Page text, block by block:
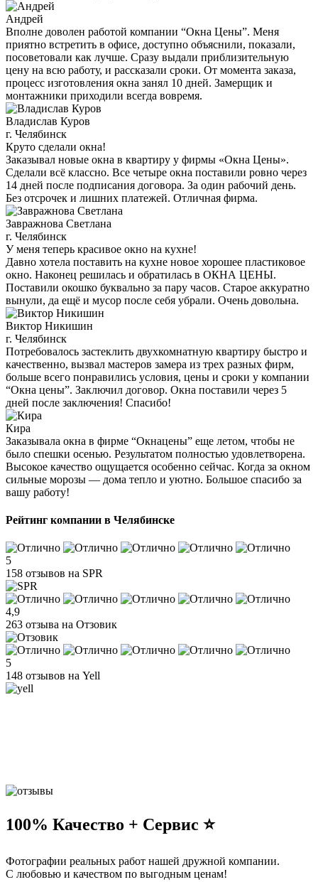
Андрей
Вполне доволен работой компании “Окна Цены”. Меня
приятно встретить в офисе, доступно объяснили, показали,
посоветовали как лучше. Сразу выдали приблизительную
цену на всю работу, и рассказали сроки. От момента заказа,
процесс изготовления окна занял 10 дней. Замерщик и
монтажники приходили всегда вовремя.
Владислав Куров
г. Челябинск
Круто сделали окна!
Заказывал новые окна в квартиру у фирмы «Окна Цены».
Сделали всё классно. Все четыре окна поставили ровно через
14 дней после подписания договора. За один рабочий день.
Без отсрочек и лишних платежей. Отличная фирма.
Завражнова Светлана
г. Челябинск
У меня теперь красивое окно на кухне!
Давно хотела поставить на кухне новое хорошее пластиковое
окно. Наконец решилась и обратилась в ОКНА ЦЕНЫ.
Поставили окошко буквально за пару часов. Старое аккуратно
вынули, да ещё и мусор после себя убрали. Очень довольна.
Виктор Никишин
г. Челябинск
Потребовалось застеклить двухкомнатную квартиру быстро и
качественно, вызвал мастеров замера из трех разных фирм,
больше всего понравились условия, цены и сроки у компании
“Окна цены”. Заключил договор. Окна поставили через 5
дней после заключения! Спасибо!
Кира
Заказывала окна в фирме “Окнацены” еще летом, чтобы не
было спешки осенью. Результатом полностью удовлетворена.
Высокое качество ощущается особенно сейчас. Когда за окном
сильные морозы — дома тепло и уютно. Большое спасибо за
вашу работу!
Рейтинг компании в Челябинске
5
158 отзывов на SPR
4,9
263 отзыва на Отзовик
5
148 отзывов на Yell
100% Качество + Сервис ⭐️
Фотографии реальных работ нашей дружной компании.
С любовью и качеством по выгодным ценам!